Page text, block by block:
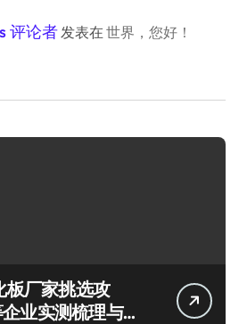
评论者发表在 世界，您好！
板厂家挑选攻
业实测梳理与